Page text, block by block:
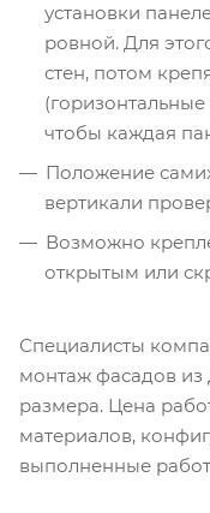
установки
ровной. Для
стен, потом
чтобы каждая
Положение
вертикали
Возможно
открытым или
Специалисты
монтаж фасадов
размера. Цена
материалов,
выполненные